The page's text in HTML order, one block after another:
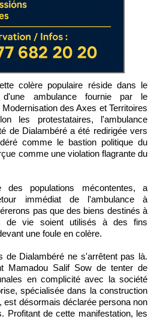
d'une ambulance fournie par le
des Axes et Territoires
les protestataires, l'ambulance
de Dialambéré a été redirigée vers
comme le bastion politique du
comme une violation flagrante du
des populations mécontentes, a
immédiat de l'ambulance à
pas que des biens destinés à
de vie soient utilisés à des fins
une foule en colère.
de Dialambéré ne s'arrêtent pas là.
Mamadou Salif Sow de tenter de
en complicité avec la société
spécialisée dans la construction
est désormais déclarée persona non
Profitant de cette manifestation, les